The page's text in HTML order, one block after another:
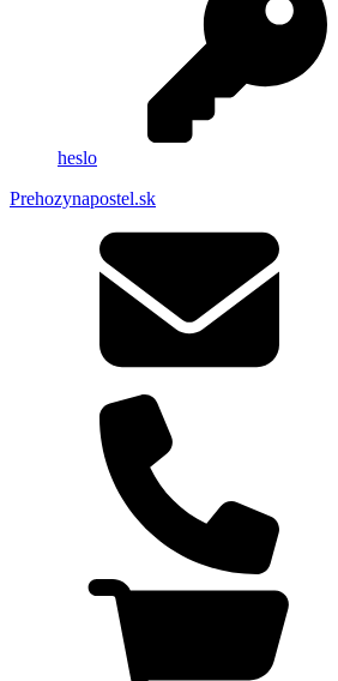
heslo
Prehozynapostel.sk